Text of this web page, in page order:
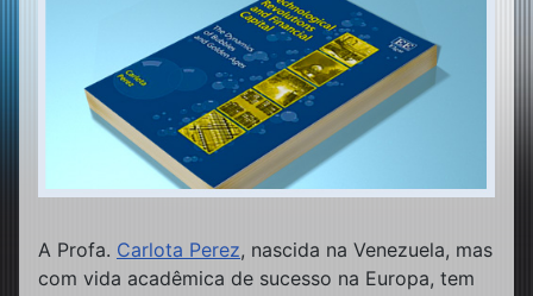
A Profa. Carlota Perez, nascida na Venezuela, mas
com vida acadêmica de sucesso na Europa, tem